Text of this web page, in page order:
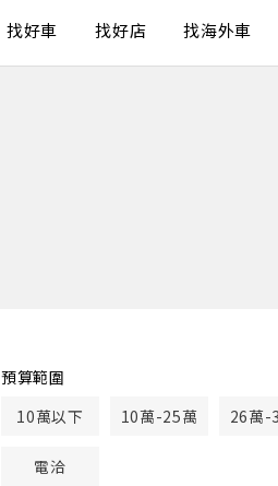
找好車 找好店 找海外車
預算範圍
10萬以下
10萬-25萬 26萬-
電洽